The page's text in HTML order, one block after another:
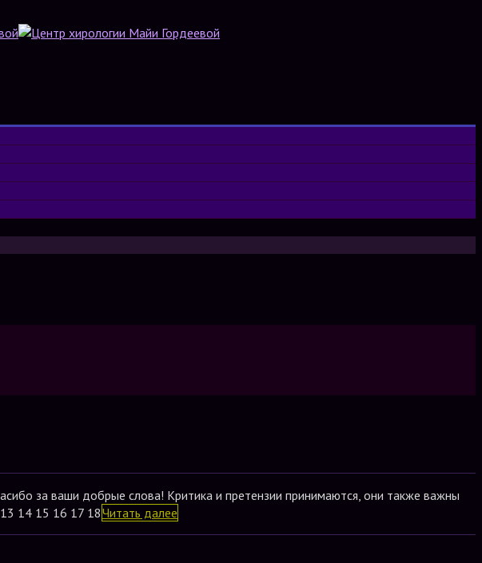
за ваши добрые слова! Критика и претензии принимаются, они также важны
14 15 16 17 18Читать далее